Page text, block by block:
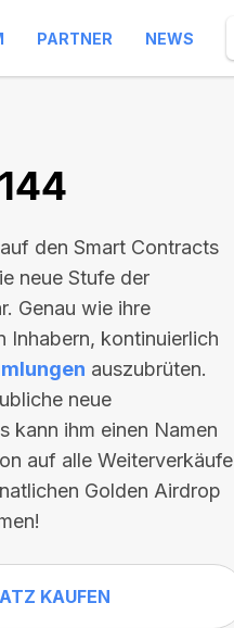
PARTNER NEWS
den Smart Contracts
neue Stufe der
Genau wie ihre
Inhabern, kontinuierlich
auszubrüten.
neue
kann ihm einen Namen
auf alle Weiterverkäufe
Golden Airdrop
KAUFEN